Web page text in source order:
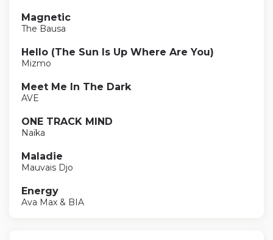
Magnetic
The Bausa
Hello (The Sun Is Up Where Are You)
Mizmo
Meet Me In The Dark
AVE
ONE TRACK MIND
Naïka
Maladie
Mauvais Djo
Energy
Ava Max & BIA